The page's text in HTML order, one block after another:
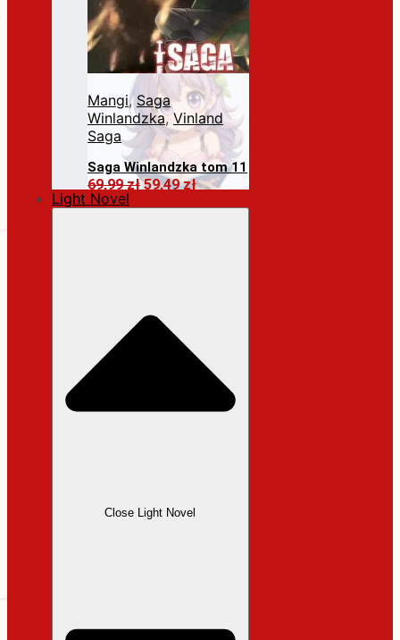
Mangi, Saga
Winlandzka, Vinland
Saga
Saga Winlandzka tom 11
69,99złPierwotna
59,49złAktualna
Dodaj do koszyka
Light Novel
Close Light Novel